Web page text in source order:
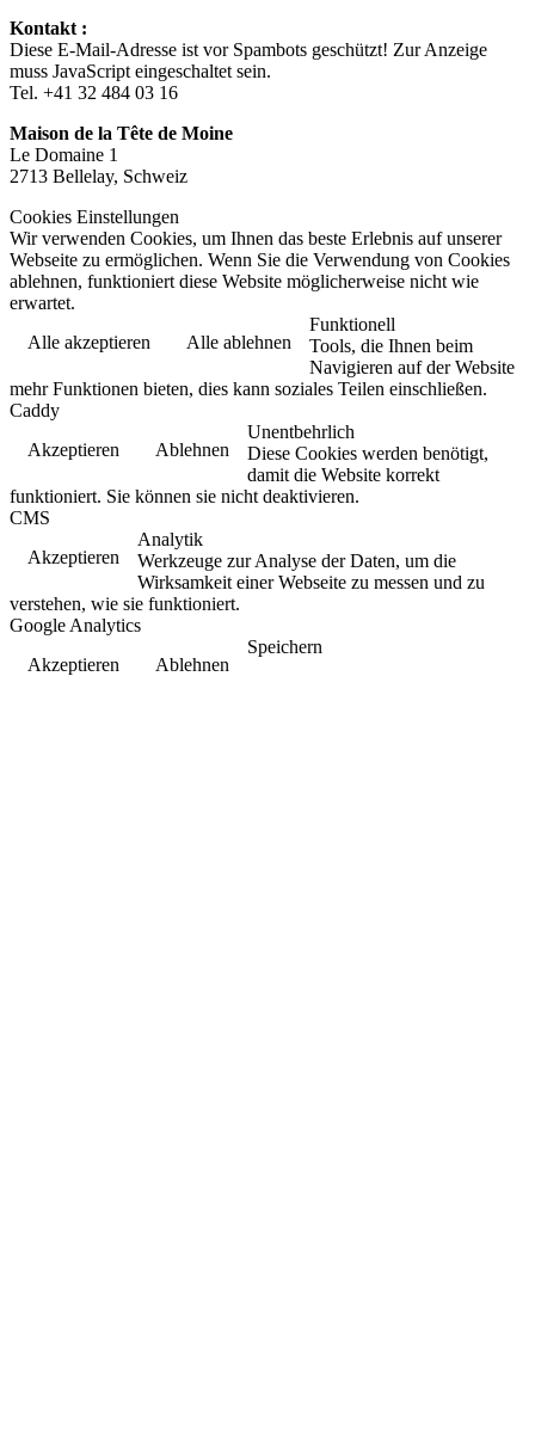
Kontakt :
Diese E-Mail-Adresse ist vor Spambots geschützt! Zur Anzeige
muss JavaScript eingeschaltet sein.
Tel. +41 32 484 03 16
Maison de la Tête de Moine
Le Domaine 1
2713 Bellelay, Schweiz
Cookies Einstellungen
Wir verwenden Cookies, um Ihnen das beste Erlebnis auf unserer
Webseite zu ermöglichen. Wenn Sie die Verwendung von Cookies
ablehnen, funktioniert diese Website möglicherweise nicht wie
erwartet.
Alle akzeptieren
Alle ablehnen
Funktionell
Tools, die Ihnen beim
Navigieren auf der Website
mehr Funktionen bieten, dies kann soziales Teilen einschließen.
Caddy
Akzeptieren
Ablehnen
Unentbehrlich
Diese Cookies werden benötigt,
damit die Website korrekt
funktioniert. Sie können sie nicht deaktivieren.
CMS
Akzeptieren
Analytik
Werkzeuge zur Analyse der Daten, um die
Wirksamkeit einer Webseite zu messen und zu
verstehen, wie sie funktioniert.
Google Analytics
Akzeptieren
Ablehnen
Speichern